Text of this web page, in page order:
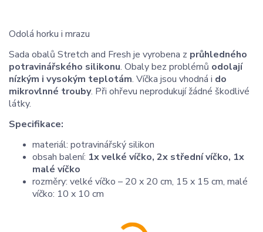
Odolá horku i mrazu
Sada obalů Stretch and Fresh je vyrobena z průhledného
potravinářského silikonu. Obaly bez problémů odolají
nízkým i vysokým teplotám. Víčka jsou vhodná i do
mikrovlnné trouby. Při ohřevu neprodukují žádné škodlivé
látky.
Specifikace:
materiál: potravinářský silikon
obsah balení: 1x velké víčko, 2x střední víčko, 1x
malé víčko
rozměry: velké víčko – 20 x 20 cm, 15 x 15 cm, malé
víčko: 10 x 10 cm